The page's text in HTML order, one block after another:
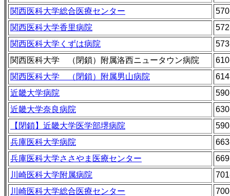
関西医科大学総合医療センター
関西医科大学香里病院
関西医科大学くずは病院
関西医科大学 （閉鎖）附属洛西ニュータウン病院
関西医科大学 （閉鎖）附属男山病院
近畿大学病院
近畿大学奈良病院
【閉鎖】近畿大学医学部堺病院
兵庫医科大学病院
兵庫医科大学ささやま医療センター
川崎医科大学附属病院
川崎医科大学総合医療センター